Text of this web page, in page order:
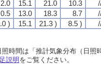
2.0 15.1 21.0 10.3
0.5 13.0 18.3 8.7
) 15.1 21.3 ) 8.5 )
時間は「推計気象分布（日
説明をご覧ください。